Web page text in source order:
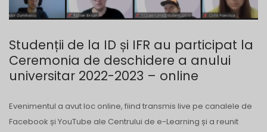
Studenții de la ID și IFR au participat la
Ceremonia de deschidere a anului
universitar 2022-2023 – online
Evenimentul a avut loc online, fiind transmis live pe canalele de
Facebook și YouTube ale Centrului de e-Learning și a reunit